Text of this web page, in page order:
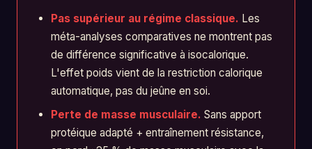
Pas supérieur au régime classique. Les
méta-analyses comparatives ne montrent pas
de différence significative à isocalorique.
L'effet poids vient de la restriction calorique
automatique, pas du jeûne en soi.
Perte de masse musculaire. Sans apport
protéique adapté + entraînement résistance,